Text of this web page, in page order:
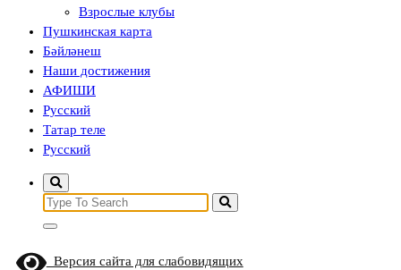
Взрослые клубы
Пушкинская карта
Бәйләнеш
Наши достижения
АФИШИ
Русский
Татар теле
Русский
Search
for:
Версия сайта для слабовидящих